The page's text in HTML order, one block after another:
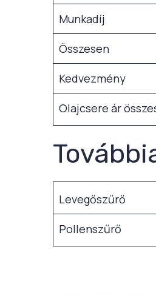
Munkadíj
Összesen
Kedvezmény
Olajcsere ár
Levegőszűrő
Pollenszűrő